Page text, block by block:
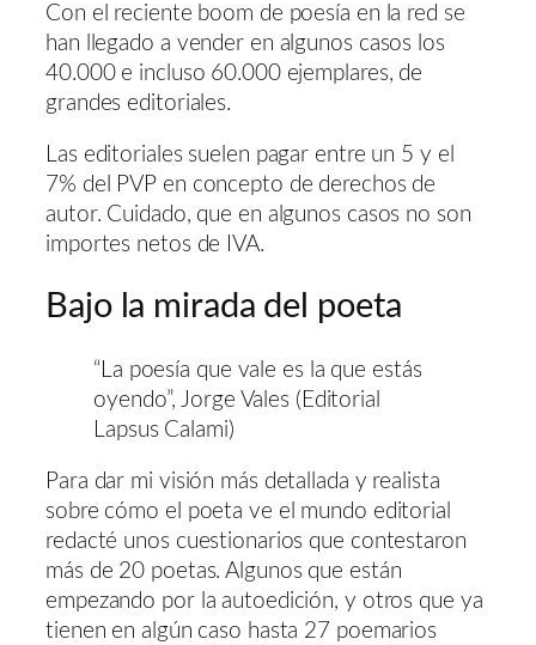
Con el reciente boom de poesía en la red se
han llegado a vender en algunos casos los
40.000 e incluso 60.000 ejemplares, de
grandes editoriales.
Las editoriales suelen pagar entre un 5 y el
7% del PVP en concepto de derechos de
autor. Cuidado, que en algunos casos no son
importes netos de IVA.
Bajo la mirada del poeta
“La poesía que vale es la que estás
oyendo”, Jorge Vales (Editorial
Lapsus Calami)
Para dar mi visión más detallada y realista
sobre cómo el poeta ve el mundo editorial
redacté unos cuestionarios que contestaron
más de 20 poetas. Algunos que están
empezando por la autoedición, y otros que ya
tienen en algún caso hasta 27 poemarios